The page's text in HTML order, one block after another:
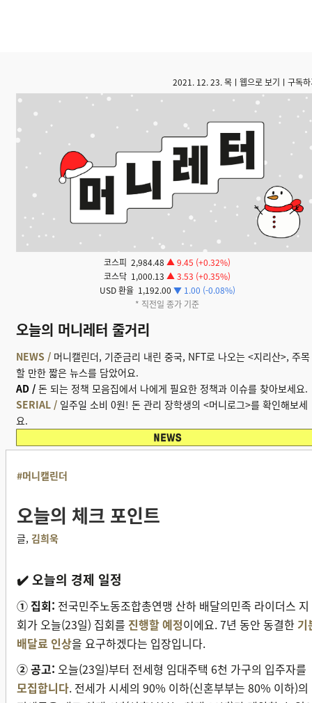
2021. 12. 23. 목ㅣ 웹으로 보기 ㅣ 구독
코스피 2,984.48 ▲ 9.45 (+0.32%)
코스닥 1,000.13 ▲ 3.53 (+0.35%)
USD 환율 1,192.00 ▼ 1.00 (-0.08%)
* 직전일 종가 기준
오늘의 머니레터 줄거리
NEWS / 머니캘린더, 기준금리 내린 중국, NFT로 나오는 <지리산>, 주목
할 만한 짧은 뉴스를 담았어요.
AD / 돈 되는 정책 모음집에서 나에게 필요한 정책과 이슈를 찾아보세요.
SERIAL / 일주일 소비 0원! 돈 관리 장학생의 <머니로그>를 확인해보세
요.
#머니캘린더
오늘의 체크 포인트
글, 김희욱
✔️ 오늘의 경제 일정
① 집회: 전국민주노동조합총연맹 산하 배달의민족 라이더스 지
회가 오늘(23일) 집회를 진행할 예정이에요. 7년 동안 동결한 기
배달료 인상을 요구하겠다는 입장입니다.
② 공고: 오늘(23일)부터 전세형 임대주택 6천 가구의 입주자를
모집합니다. 전세가 시세의 90% 이하(신혼부부는 80% 이하)의